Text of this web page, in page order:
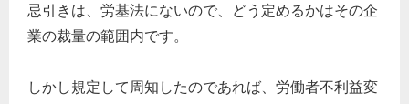
忌引きは、労基法にないので、どう定めるかはその企
業の裁量の範囲内です。
しかし規定して周知したのであれば、労働者不利益変